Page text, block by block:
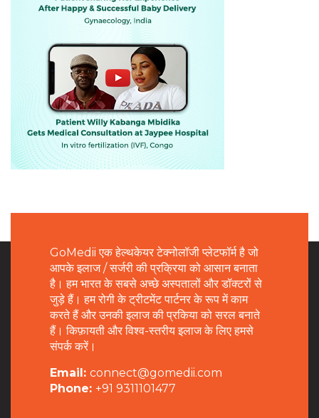
GoMedii एक हेल्थकेयर टेक्नोलॉजी प्लेटफॉर्म है जो
आपके इलाज / सर्जरी की प्रक्रिया को आसान बनाता
है। हम भारत के सबसे अच्छे अस्पतालों और डॉक्टरों से
जुड़े हैं। हम रोगी के ट्रीटमेंट पार्टनर के रूप में काम
करते हैं और उनकी इलाज की प्रकिया को सरल बनाते
हैं। किफ़ायती और विश्व-स्तरीय इलाज के लिए हमसे
संपर्क करें।
Email: connect@gomedii.com
Phone: +91 9311101477